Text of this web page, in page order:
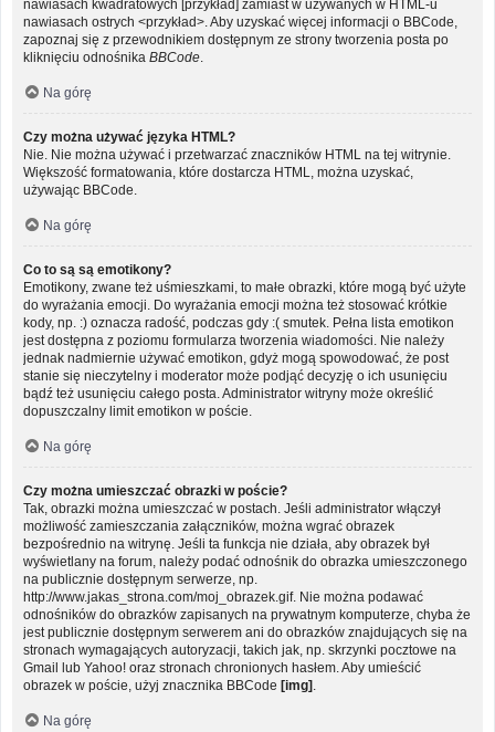
nawiasach kwadratowych [przykład] zamiast w używanych w HTML-u
nawiasach ostrych <przykład>. Aby uzyskać więcej informacji o BBCode,
zapoznaj się z przewodnikiem dostępnym ze strony tworzenia posta po
kliknięciu odnośnika BBCode
Na górę
Czy można używać języka HTML?
Nie. Nie można używać i przetwarzać znaczników HTML na tej witrynie.
Większość formatowania, które dostarcza HTML, można uzyskać,
używając BBCode.
Na górę
Co to są są emotikony?
Emotikony, zwane też uśmieszkami, to małe obrazki, które mogą być użyte
do wyrażania emocji. Do wyrażania emocji można też stosować krótkie
kody, np. :) oznacza radość, podczas gdy :( smutek. Pełna lista emotikon
jest dostępna z poziomu formularza tworzenia wiadomości. Nie należy
jednak nadmiernie używać emotikon, gdyż mogą spowodować, że post
stanie się nieczytelny i moderator może podjąć decyzję o ich usunięciu
bądź też usunięciu całego posta. Administrator witryny może określić
dopuszczalny limit emotikon w poście.
Na górę
Czy można umieszczać obrazki w poście?
Tak, obrazki można umieszczać w postach. Jeśli administrator włączył
możliwość zamieszczania załączników, można wgrać obrazek
bezpośrednio na witrynę. Jeśli ta funkcja nie działa, aby obrazek był
wyświetlany na forum, należy podać odnośnik do obrazka umieszczonego
na publicznie dostępnym serwerze, np.
http://www.jakas_strona.com/moj_obrazek.gif. Nie można podawać
odnośników do obrazków zapisanych na prywatnym komputerze, chyba że
jest publicznie dostępnym serwerem ani do obrazków znajdujących się na
stronach wymagających autoryzacji, takich jak, np. skrzynki pocztowe na
Gmail lub Yahoo! oraz stronach chronionych hasłem. Aby umieścić
obrazek w poście, użyj znacznika BBCode [img]
Na górę